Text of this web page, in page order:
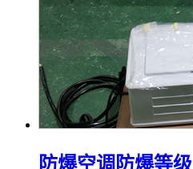
防爆空调防爆等级